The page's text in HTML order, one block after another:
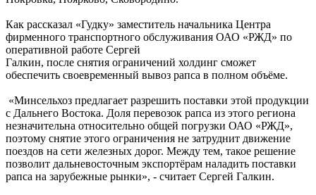
Как рассказал «Гудку» заместитель начальника Центра
фирменного транспортного обслуживания ОАО «РЖД» по
оперативной работе Сергей
Галкин, после снятия ограничений холдинг сможет
обеспечить своевременный вывоз рапса в полном объёме.
«Минсельхоз предлагает разрешить поставки этой продукции
с Дальнего Востока. Доля перевозок рапса из этого региона
незначительна относительно общей погрузки ОАО «РЖД»,
поэтому снятие этого ограничения не затруднит движение
поездов на сети железных дорог. Между тем, такое решение
позволит дальневосточным экспортёрам наладить поставки
рапса на зарубежные рынки», - считает Сергей Галкин.